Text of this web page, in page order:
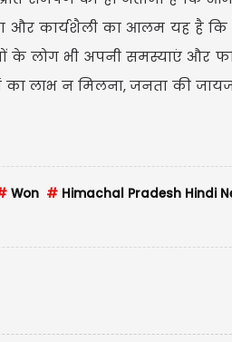
और कार्यशैली का आलम यह है
के लोग भी अपनी समस्याएं और
का लाभ न मिलना, जनता की
Won # Himachal Pradesh Hindi